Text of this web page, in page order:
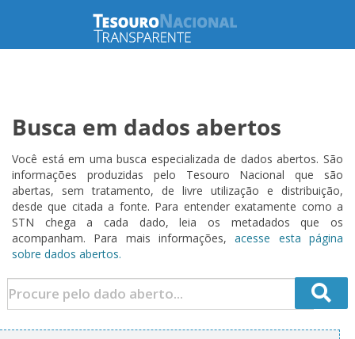
Busca em dados abertos
Você está em uma busca especializada de dados abertos. São
informações produzidas pelo Tesouro Nacional que são
abertas, sem tratamento, de livre utilização e distribuição,
desde que citada a fonte. Para entender exatamente como a
STN chega a cada dado, leia os metadados que os
acompanham. Para mais informações,acesse esta página
sobre dados abertos.